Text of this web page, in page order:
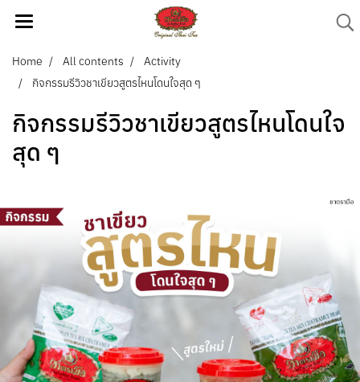
Home All contents
Activity
กิจกรรมรีวิวชาเขียวสูตรไหนโดนใจสุด ๆ
กิจกรรมรีวิวชาเขียวสูตรไหนโดนใจ
สุด ๆ